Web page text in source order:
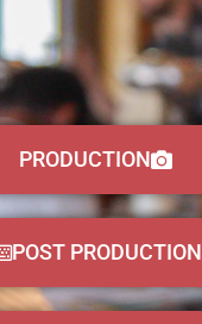
PRODUCTION
POST PRODUCTION